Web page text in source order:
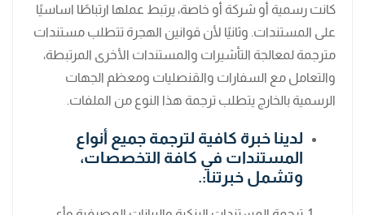
كانت رسمية أو شركة أو خاصة، يرتبط عملها ارتباطًا اساسيًا
على المستندات. وثانيًا لأن قوانين الهجرة تتطلب مستندات
مترجمة لمعالجة التأشيرات والمستندات الأخرى المرتبطة،
والتعامل مع السفارات والقنصليات ومعظم الجهات
الرسمية بالخارج يتطلب ترجمة هذا النوع من الملفات.
لدينا خبرة كافية لترجمة جميع أنواع
المستندات في كافة التخصصات،
وتشمل خبرتنا:.